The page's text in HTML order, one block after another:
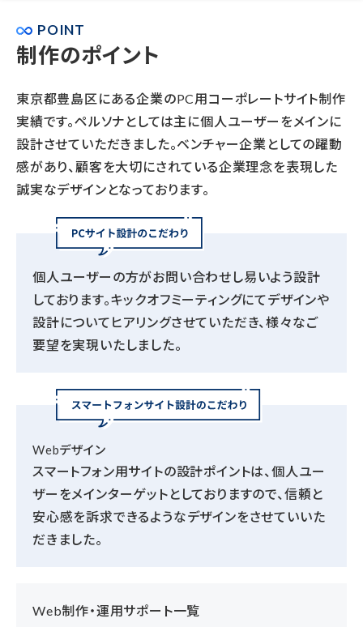
POINT
制作のポイント
東京都豊島区にある企業のPC用コーポレートサイト制作
実績です。ペルソナとしては主に個人ユーザーをメインに
設計させていただきました。ベンチャー企業としての躍動
感があり、顧客を大切にされている企業理念を表現した
誠実なデザインとなっております。
個人ユーザーの方がお問い合わせし易いよう設計
しております。キックオフミーティングにてデザインや
設計についてヒアリングさせていただき、様々なご
要望を実現いたしました。
Webデザイン
スマートフォン用サイトの設計ポイントは、個人ユー
ザーをメインターゲットとしておりますので、信頼と
安心感を訴求できるようなデザインをさせていいた
だきました。
Web制作・運用サポート一覧